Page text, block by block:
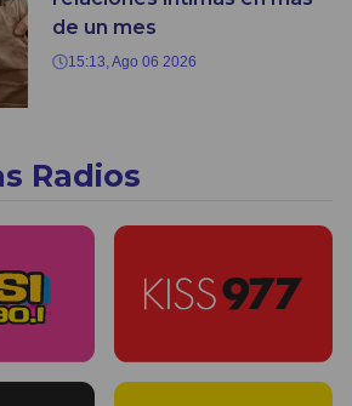
de un mes
15:13, Ago 06 2026
Radios